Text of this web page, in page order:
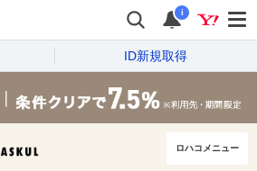
i
ID新規取得
ロハコメニュー